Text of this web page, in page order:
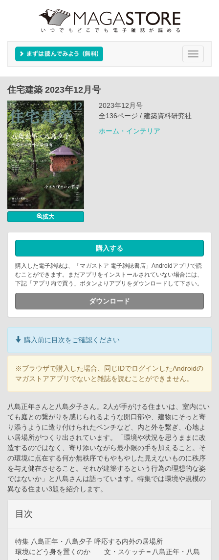
Toggle
住宅建築 2023年12月号
拡大
2023年12月号
全136ページ / 建築資料研究社
ホーム・インテリア
購入する
購入した電子雑誌は、「マガストア 電子雑誌書店」Androidアプリで読
むことができます。まだアプリをインストールされていない場合には、
下記「アプリ内で買う」ボタンよりアプリをダウンロードして下さい。
ダウンロード
購入前に目次をご確認ください
※ブラウザで購入した場合、同じIDでログインしたAndroidの
マガストアアプリでないと雑誌を読むことができません。
八島正年さんと八島夕子さん。2人が手がける住まいは、室内にい
ても庭との繋がりを感じられるような開口部や、建物にそっと寄
り添うように造り付けられたベンチなど、内と外を繋ぎ、心地よ
い居場所がつくり出されています。「環境や状況を思うままに改
造するのではなく、寄り添いながら最小限の手を加えること。そ
の環境に点在する何か無秩序でもやもやした見えないものに秩序
を与え健在させること。それが建築するという行為の理想的な姿
ではないか」と八島さんは語っています。特集では環境や規模の
異なる住まい3題を紹介します。
目次
特集 八島正年・八島夕子 呼応する内外の居場所
環境にどう身を置くのか 文・スケッチ＝八島正年・八島